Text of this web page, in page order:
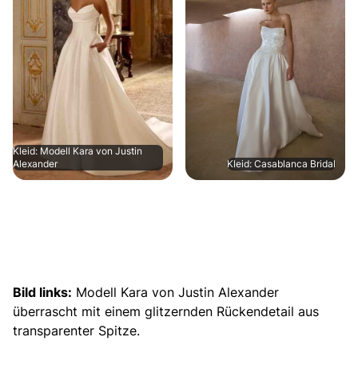
Kleid: Modell Kara von Justin
Alexander
Kleid: Casablanca Bridal
Bild links: Modell Kara von Justin Alexander
überrascht mit einem glitzernden Rückendetail aus
transparenter Spitze.